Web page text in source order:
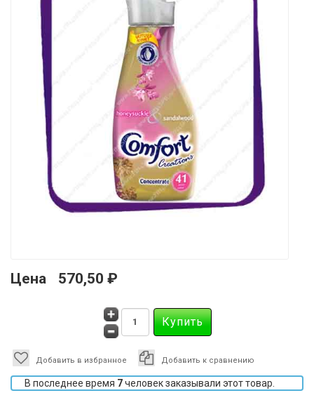
Цена 570,50 ₽
Добавить в избранное Добавить к сравнению
В последнее время 7человек заказывали этот товар.